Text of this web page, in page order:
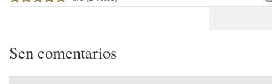
Sen comentarios